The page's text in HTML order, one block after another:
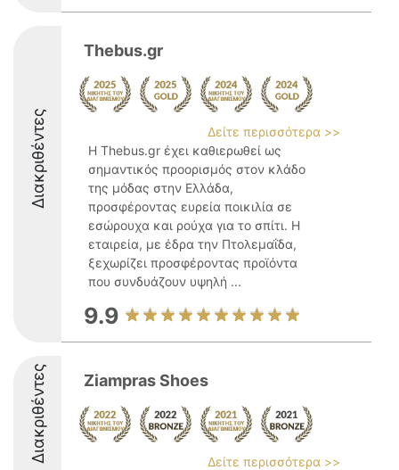
Διακριθέντες
Thebus.gr
Δείτε περισσότερα >>
Η Thebus.gr έχει καθιερωθεί ως
σημαντικός προορισμός στον κλάδο
της μόδας στην Ελλάδα,
προσφέροντας ευρεία ποικιλία σε
εσώρουχα και ρούχα για το σπίτι. Η
εταιρεία, με έδρα την Πτολεμαΐδα,
ξεχωρίζει προσφέροντας προϊόντα
που συνδυάζουν υψηλή ...
9.9
Διακριθέντες Ziampras Shoes
Δείτε περισσότερα >>